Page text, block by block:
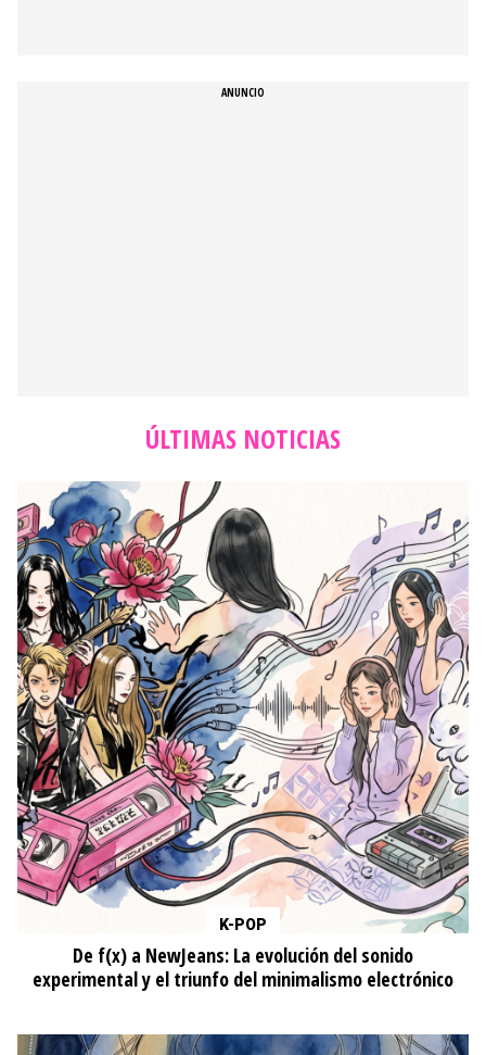
ÚLTIMAS NOTICIAS
K-POP
De f(x) a NewJeans: La evolución del sonido
experimental y el triunfo del minimalismo electrónico